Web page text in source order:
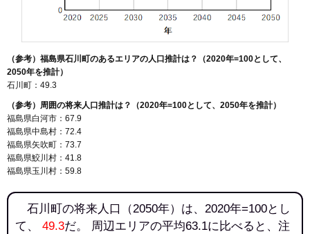
（参考）福島県石川町のあるエリアの人口推計は？（2020年=100として、
2050年を推計）
石川町：49.3
（参考）周囲の将来人口推計は？（2020年=100として、2050年を推計）
福島県白河市：67.9
福島県中島村：72.4
福島県矢吹町：73.7
福島県鮫川村：41.8
福島県玉川村：59.8
石川町の将来人口（2050年）は、2020年=100とし
て、 49.3だ。 周辺エリアの平均63.1に比べると、注